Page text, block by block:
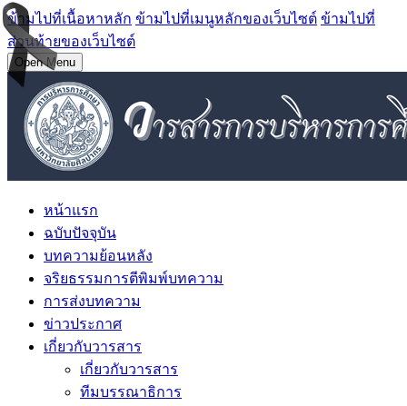
ข้ามไปที่เนื้อหาหลัก ข้ามไปที่เมนูหลักของเว็บไซต์ ข้ามไปที่
ส่วนท้ายของเว็บไซต์
Open Menu
หน้าแรก
ฉบับปัจจุบัน
บทความย้อนหลัง
จริยธรรมการตีพิมพ์บทความ
การส่งบทความ
ข่าวประกาศ
เกี่ยวกับวารสาร
เกี่ยวกับวารสาร
ทีมบรรณาธิการ